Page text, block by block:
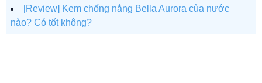
[Review] Kem chống nắng Bella Aurora của nước
nào? Có tốt không?